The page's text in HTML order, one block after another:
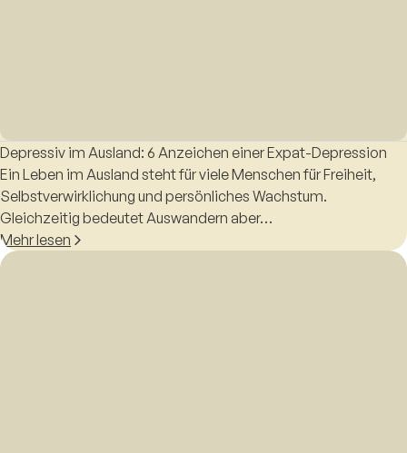
Depressiv im Ausland: 6 Anzeichen einer Expat-Depression
Ein Leben im Ausland steht für viele Menschen für Freiheit,
Selbstverwirklichung und persönliches Wachstum.
Gleichzeitig bedeutet Auswandern aber…
Mehr lesen